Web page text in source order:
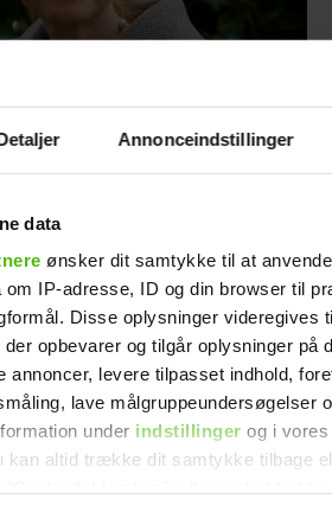
Annonceindstillinger
data
ønsker dit samtykke til at
om IP-adresse, ID og din browser til
Disse oplysninger videregives
opbevarer og tilgår oplysninger på
annoncer, levere tilpasset indhold,
lave målgruppeundersøgelser
under indstillinger og i vores
kan altid trække dit samtykke tilbage
ét særligt minde fra sin
lærte mig noget om
Jeg valgte at
blive skilt fra
min mand - da
jeg en dag gik
forbi hans hus,